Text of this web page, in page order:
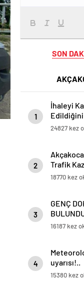
SON
1
İhaleyi
Edildiğini
Suskun!
24827 kez
2
Trafik
Altına
18770 kez
3
GENÇ
16187 kez
4
uyarısı!..
15380 kez